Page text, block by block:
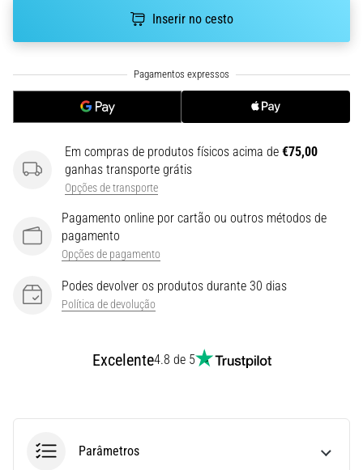
ou
Quais
são…
7 minutos lendo
Plantar:
Sintomas,
Tratamento
durante
Inserir no cesto
Em compras de produtos físicos acima de €75,00
ganhas transporte grátis
Opções de transporte
Pagamento online por cartão ou outros métodos de
pagamento
Opções de pagamento
Podes devolver os produtos durante 30 dias
Política de devolução
Excelente4.8 de 5
Parâmetros